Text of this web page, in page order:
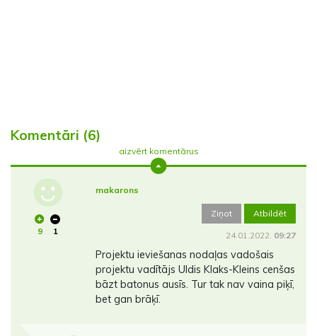
Komentāri (6)
aizvērt komentārus
9 1
makarons
Ziņot Atbildēt
24.01.2022. 09:27
Projektu ieviešanas nodaļas vadošais
projektu vadītājs Uldis Klaks-Kleins cenšas
bāzt batonus ausīs. Tur tak nav vaina piķī,
bet gan brāķī.